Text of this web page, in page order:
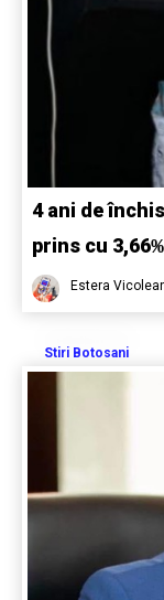
4 ani de
prins cu
Estera
Stiri Botosani